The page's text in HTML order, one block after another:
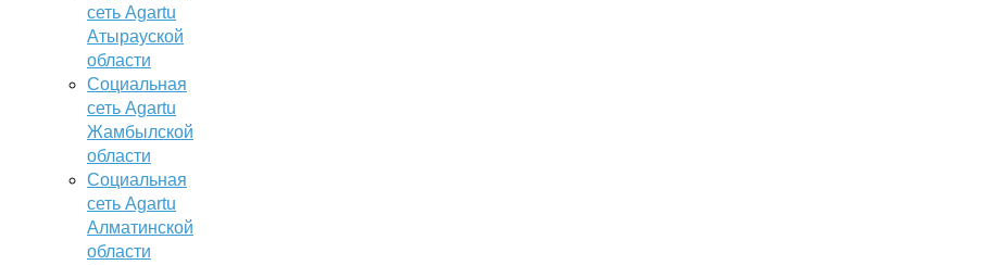
сеть Agartu
Атырауской
области
Социальная
сеть Agartu
Жамбылской
области
Социальная
сеть Agartu
Алматинской
области